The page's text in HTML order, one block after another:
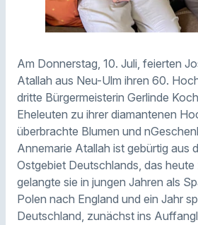
Am Donnerstag, 10. Juli, feierten
Atallah aus Neu-Ulm ihren 60.
dritte Bürgermeisterin Gerlinde
Eheleuten zu ihrer diamantenen
überbrachte Blumen und
Annemarie Atallah ist gebürtig aus
Ostgebiet Deutschlands, das
gelangte sie in jungen Jahren als
Polen nach England und ein Jahr
Deutschland, zunächst ins